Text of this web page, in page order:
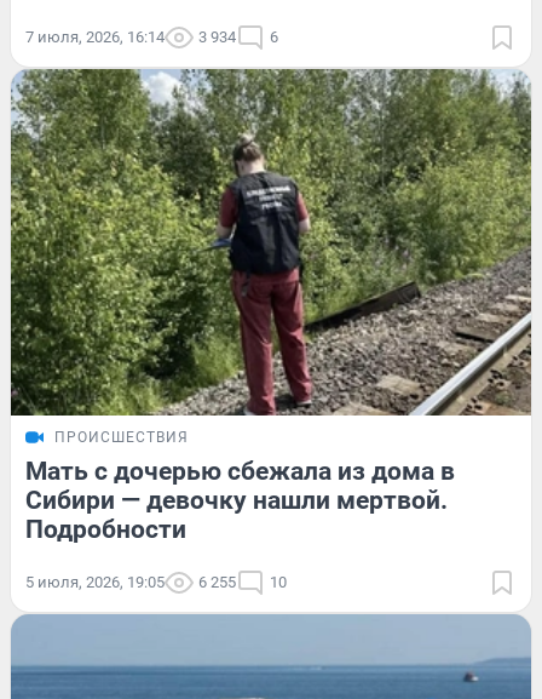
7 июля, 2026, 16:14 3 934 6
ПРОИСШЕСТВИЯ
Мать с дочерью сбежала из дома в
Сибири — девочку нашли мертвой.
Подробности
5 июля, 2026, 19:05 6 255 10